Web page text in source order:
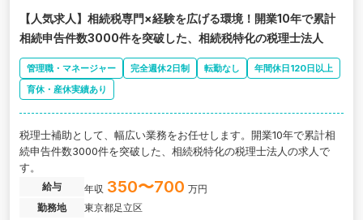
【人気求人】相続税専門×経験を広げる環境！開業10年で累計
相続申告件数3000件を突破した、相続税特化の税理士法人
管理職・マネージャー 完全週休2日制 転勤なし
年間休日120日以上
育休・産休実績あり
税理士補助として、幅広い業務をお任せします。開業10年で累計相
続申告件数3000件を突破した、相続税特化の税理士法人の求人で
す。
給与 年収 350〜700 万円
勤務地
東京都足立区